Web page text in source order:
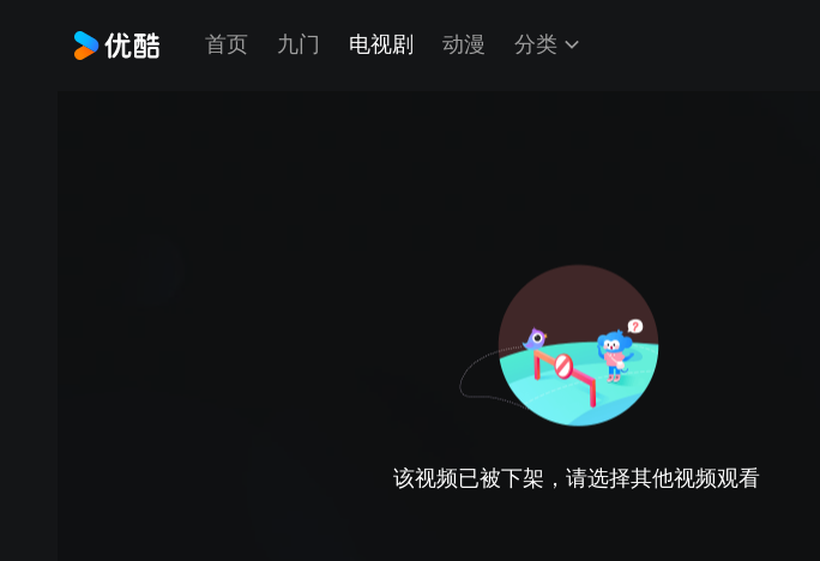
首页 九门 电视剧 动漫 分类
该视频已被下架，请选择其他视频观看